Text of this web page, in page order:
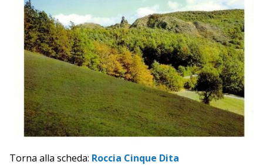
Torna alla scheda: Roccia Cinque Dita